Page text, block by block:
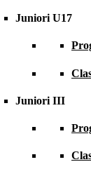
Juniori U17
Juniori III